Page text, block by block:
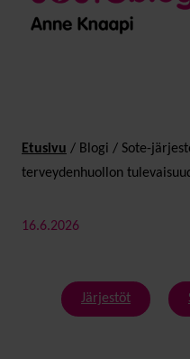
Etusivu / Blogi / Sote-
terveydenhuollon
16.6.2026
Järjestöt